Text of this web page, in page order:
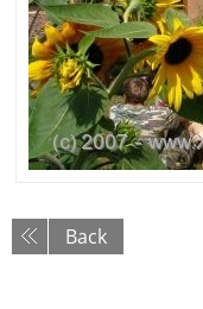
Back